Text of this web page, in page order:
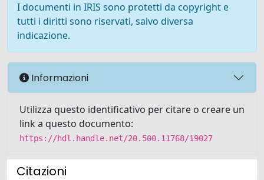
I documenti in IRIS sono protetti da copyright e
tutti i diritti sono riservati, salvo diversa
indicazione.
Informazioni
Utilizza questo identificativo per citare o creare un
link a questo documento:
https://hdl.handle.net/20.500.11768/19027
Citazioni